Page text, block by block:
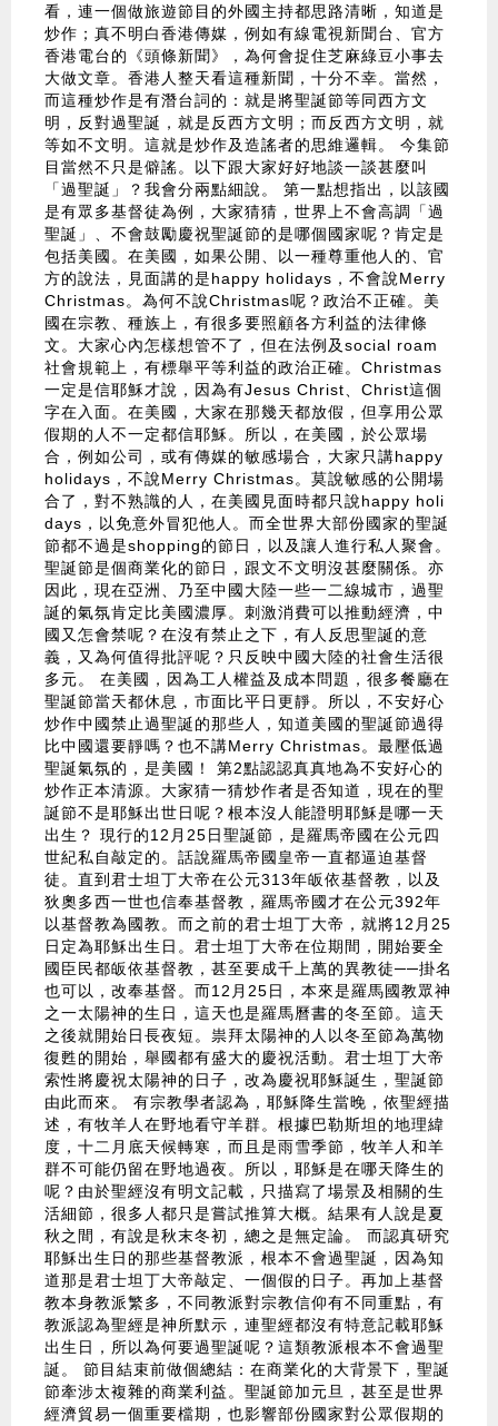
看，連一個做旅遊節目的外國主持都思路清晰，知道是
炒作；真不明白香港傳媒，例如有線電視新聞台、官方
香港電台的《頭條新聞》，為何會捉住芝麻綠豆小事去
大做文章。香港人整天看這種新聞，十分不幸。當然，
而這種炒作是有潛台詞的：就是將聖誕節等同西方文
明，反對過聖誕，就是反西方文明；而反西方文明，就
等如不文明。這就是炒作及造謠者的思維邏輯。 今集節
目當然不只是僻謠。以下跟大家好好地談一談甚麼叫
「過聖誕」？我會分兩點細說。 第一點想指出，以該國
是有眾多基督徒為例，大家猜猜，世界上不會高調「過
聖誕」、不會鼓勵慶祝聖誕節的是哪個國家呢？肯定是
包括美國。在美國，如果公開、以一種尊重他人的、官
方的說法，見面講的是happy holidays，不會說Merry
Christmas。為何不說Christmas呢？政治不正確。美
國在宗教、種族上，有很多要照顧各方利益的法律條
文。大家心內怎樣想管不了，但在法例及social roam
社會規範上，有標舉平等利益的政治正確。Christmas
一定是信耶穌才說，因為有Jesus Christ、Christ這個
字在入面。在美國，大家在那幾天都放假，但享用公眾
假期的人不一定都信耶穌。所以，在美國，於公眾場
合，例如公司，或有傳媒的敏感場合，大家只講happy
holidays，不說Merry Christmas。莫說敏感的公開場
合了，對不熟識的人，在美國見面時都只說happy holi
days，以免意外冒犯他人。而全世界大部份國家的聖誕
節都不過是shopping的節日，以及讓人進行私人聚會。
聖誕節是個商業化的節日，跟文不文明沒甚麼關係。亦
因此，現在亞洲、乃至中國大陸一些一二線城市，過聖
誕的氣氛肯定比美國濃厚。刺激消費可以推動經濟，中
國又怎會禁呢？在沒有禁止之下，有人反思聖誕的意
義，又為何值得批評呢？只反映中國大陸的社會生活很
多元。 在美國，因為工人權益及成本問題，很多餐廳在
聖誕節當天都休息，市面比平日更靜。所以，不安好心
炒作中國禁止過聖誕的那些人，知道美國的聖誕節過得
比中國還要靜嗎？也不講Merry Christmas。最壓低過
聖誕氣氛的，是美國！ 第2點認認真真地為不安好心的
炒作正本清源。大家猜一猜炒作者是否知道，現在的聖
誕節不是耶穌出世日呢？根本沒人能證明耶穌是哪一天
出生？ 現行的12月25日聖誕節，是羅馬帝國在公元四
世紀私自敲定的。話說羅馬帝國皇帝一直都逼迫基督
徒。直到君士坦丁大帝在公元313年皈依基督教，以及
狄奧多西一世也信奉基督教，羅馬帝國才在公元392年
以基督教為國教。而之前的君士坦丁大帝，就將12月25
日定為耶穌出生日。君士坦丁大帝在位期間，開始要全
國臣民都皈依基督教，甚至要成千上萬的異教徒──掛名
也可以，改奉基督。而12月25日，本來是羅馬國教眾神
之一太陽神的生日，這天也是羅馬曆書的冬至節。這天
之後就開始日長夜短。祟拜太陽神的人以冬至節為萬物
復甦的開始，舉國都有盛大的慶祝活動。君士坦丁大帝
索性將慶祝太陽神的日子，改為慶祝耶穌誕生，聖誕節
由此而來。 有宗教學者認為，耶穌降生當晚，依聖經描
述，有牧羊人在野地看守羊群。根據巴勒斯坦的地理緯
度，十二月底天候轉寒，而且是雨雪季節，牧羊人和羊
群不可能仍留在野地過夜。所以，耶穌是在哪天降生的
呢？由於聖經沒有明文記載，只描寫了場景及相關的生
活細節，很多人都只是嘗試推算大概。結果有人說是夏
秋之間，有說是秋末冬初，總之是無定論。 而認真研究
耶穌出生日的那些基督教派，根本不會過聖誕，因為知
道那是君士坦丁大帝敲定、一個假的日子。再加上基督
教本身教派繁多，不同教派對宗教信仰有不同重點，有
教派認為聖經是神所默示，連聖經都沒有特意記載耶穌
出生日，所以為何要過聖誕呢？這類教派根本不會過聖
誕。 節目結束前做個總結：在商業化的大背景下，聖誕
節牽涉太複雜的商業利益。聖誕節加元旦，甚至是世界
經濟貿易一個重要檔期，也影響部份國家對公眾假期的